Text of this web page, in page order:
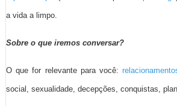
a vida a limpo.
Sobre o que iremos conversar?
O que for relevante para você:
social, sexualidade, decepções, conquistas,